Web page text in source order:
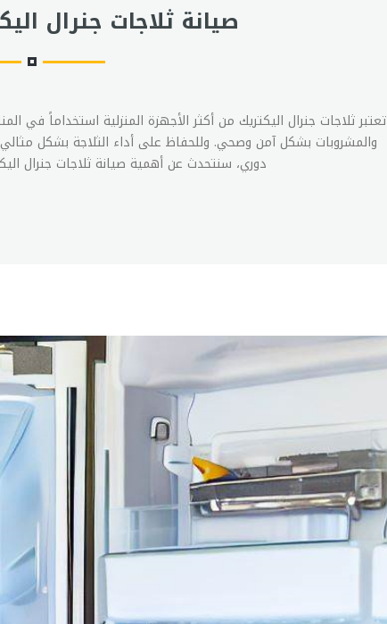
صيانة ثلاجات جنرال
تعتبر ثلاجات جنرال اليكتريك من أكثر الأجهزة المنزلية استخداماً في
والمشروبات بشكل آمن وصحي. وللحفاظ على أداء الثلاجة بشكل
دوري، سنتحدث عن أهمية صيانة ثلاجات جنرال